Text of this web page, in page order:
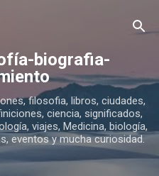
biografia-
filosofia, libros, ciudades,
ciencia, significados,
viajes, Medicina, biología,
eventos y mucha curiosidad.